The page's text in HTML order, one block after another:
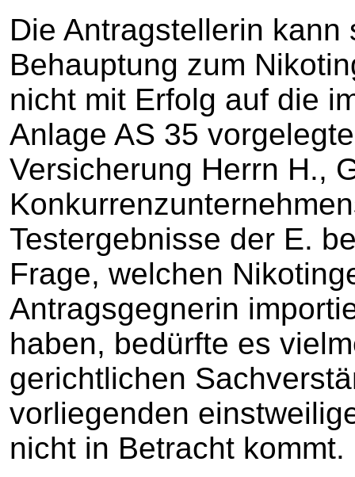
Die Antragstellerin
Behauptung zum
nicht mit Erfolg auf die
Anlage AS 35
Versicherung Herrn H.,
Testergebnisse der E.
Frage, welchen
Antragsgegnerin
haben, bedürfte es
gerichtlichen
vorliegenden
nicht in Betracht kommt.